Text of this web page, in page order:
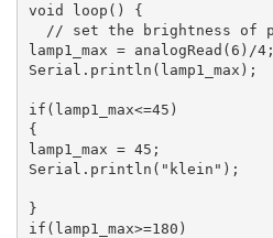
void loop() {
lamp1_max = analogRead(6)/4;
Serial.println(lamp1_max);
if(lamp1_max<=45)
{
lamp1_max = 45;
Serial.println("klein");
}
if(lamp1_max>=180)